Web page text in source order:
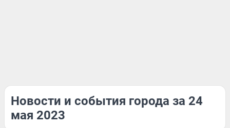
Новости и события города за 24
мая 2023